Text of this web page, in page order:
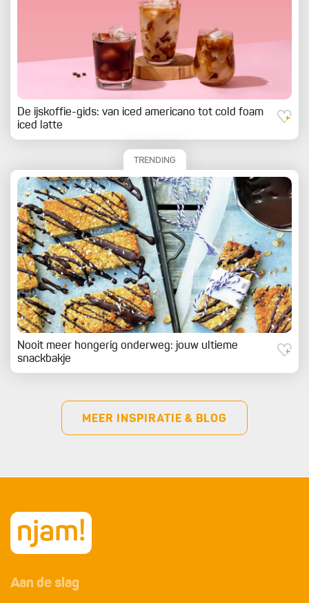
De ijskoffie-gids: van iced americano tot cold foam
iced latte
TRENDING
Nooit meer hongerig onderweg: jouw ultieme
snackbakje
MEER INSPIRATIE & BLOG
Aan de slag